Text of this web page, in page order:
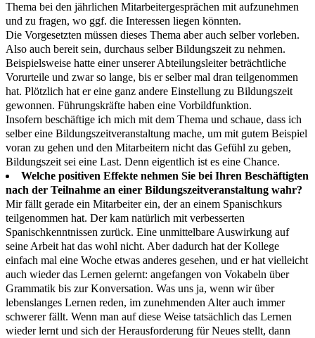
Thema bei den jährlichen Mitarbeitergesprächen mit aufzunehmen
und zu fragen, wo ggf. die Interessen liegen könnten.
Die Vorgesetzten müssen dieses Thema aber auch selber vorleben.
Also auch bereit sein, durchaus selber Bildungszeit zu nehmen.
Beispielsweise hatte einer unserer Abteilungsleiter beträchtliche
Vorurteile und zwar so lange, bis er selber mal dran teilgenommen
hat. Plötzlich hat er eine ganz andere Einstellung zu Bildungszeit
gewonnen. Führungskräfte haben eine Vorbildfunktion.
Insofern beschäftige ich mich mit dem Thema und schaue, dass ich
selber eine Bildungszeitveranstaltung mache, um mit gutem Beispiel
voran zu gehen und den Mitarbeitern nicht das Gefühl zu geben,
Bildungszeit sei eine Last. Denn eigentlich ist es eine Chance.
Welche positiven Effekte nehmen Sie bei Ihren Beschäftigten
nach der Teilnahme an einer Bildungszeitveranstaltung wahr?
Mir fällt gerade ein Mitarbeiter ein, der an einem Spanischkurs
teilgenommen hat. Der kam natürlich mit verbesserten
Spanischkenntnissen zurück. Eine unmittelbare Auswirkung auf
seine Arbeit hat das wohl nicht. Aber dadurch hat der Kollege
einfach mal eine Woche etwas anderes gesehen, und er hat vielleicht
auch wieder das Lernen gelernt: angefangen von Vokabeln über
Grammatik bis zur Konversation. Was uns ja, wenn wir über
lebenslanges Lernen reden, im zunehmenden Alter auch immer
schwerer fällt. Wenn man auf diese Weise tatsächlich das Lernen
wieder lernt und sich der Herausforderung für Neues stellt, dann